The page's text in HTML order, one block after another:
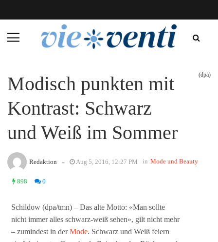
Modisch punkten mit
Kontrast: Schwarz
und Weiß im Sommer
(dpa)
Redaktion - Aug 5, 2016, 12:27 PM in Mode und Beauty
898 0
Schildow (dpa/tmn) – Das alte Motto: «Man sollte
nicht immer alles schwarz-weiß sehen», gilt nicht mehr
– zumindest in derMode. Schwarz und Weiß feiern